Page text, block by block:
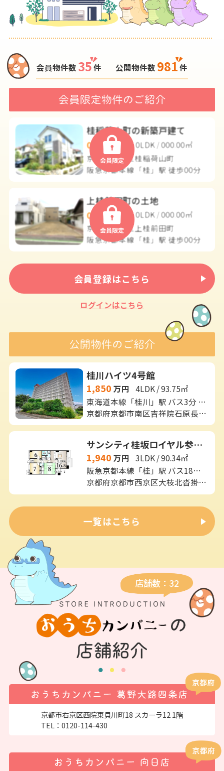
会員物件数 35件 公開物件数 981件
桂稲荷山町の新築戸建て
0,000
万円
0LDK / 000.00㎡
京都市西京区桂稲荷山町
阪急京都本線「桂」駅 徒歩00分
上桂前田町の土地
0,000万円
0LDK / 000.00㎡
京都市西京区上桂前田町
阪急京都本線「桂」駅 徒歩00分
会員登録はこちら
ログインはこちら
桂川ハイツ4号館
1,850 万円
4LDK / 93.75㎡
東海道本線「桂川」駅 バス3分 「吉祥院長田町」 停歩5分
京都府京都市南区吉祥院石原長田町1-8
サンシティ桂坂ロイヤル参番館
1,940 万円
3LDK / 90.34㎡
阪急京都本線「桂」駅 バス18分 「ふれあいの里」 停歩2分
京都府京都市西京区大枝北沓掛町１丁目5-3
一覧はこちら
店舗数：32
京都市右京区西院東貝川町18 スカーラ12 1階
TEL： 0120-114-430